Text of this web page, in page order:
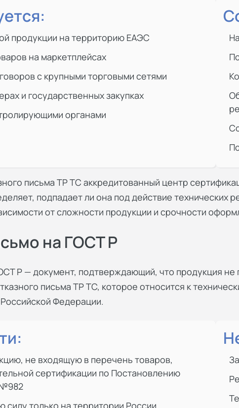
продукции на территорию ЕАЭС
на маркетплейсах
с крупными торговыми сетями
и государственных закупках
органами
письма ТР ТС аккредитованный центр
подпадает ли она под действие
от сложности продукции и срочности
на ГОСТ Р
Р — документ, подтверждающий, что продукция
письма ТР ТС, которое относится к
Федерации.
не входящую в перечень товаров,
сертификации по Постановлению